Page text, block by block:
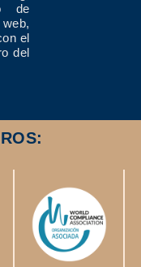
de
el
del